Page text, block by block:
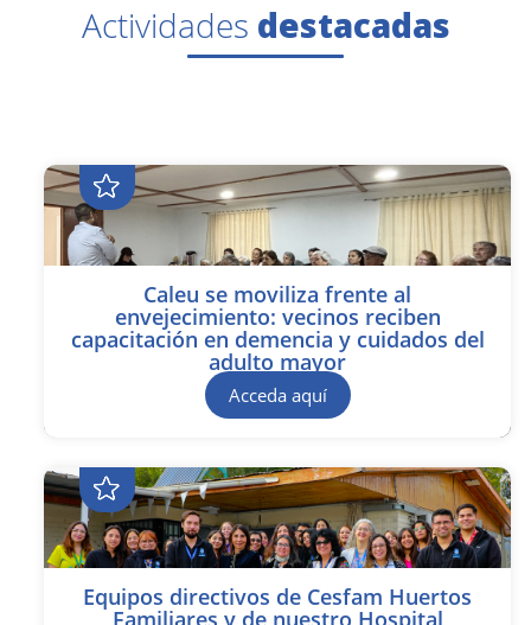
Actividades destacadas
Caleu se moviliza frente al
envejecimiento: vecinos reciben
capacitación en demencia y cuidados del
adulto mayor
Acceda aquí
Equipos directivos de Cesfam Huertos
Familiares y de nuestro Hospital